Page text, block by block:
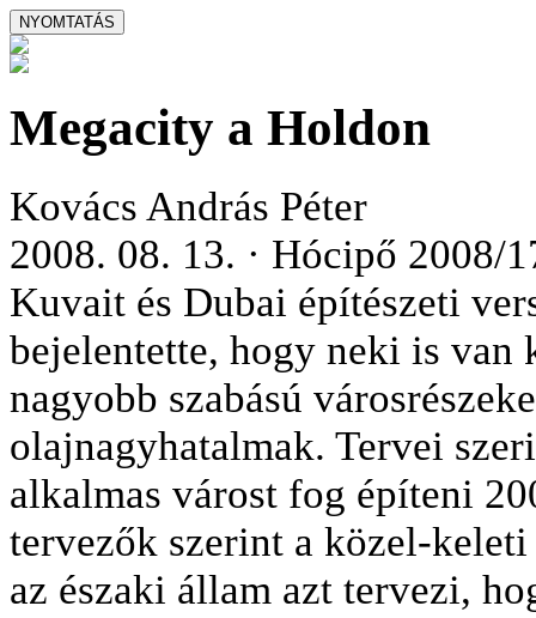
Megacity a Holdon
Kovács András Péter
2008. 08. 13. · Hócipő 2008/
Kuvait és Dubai építészeti
bejelentette, hogy neki is van
nagyobb szabású
olajnagyhatalmak. Tervei
alkalmas várost fog építeni
tervezők szerint a közel-
az északi állam azt tervezi,